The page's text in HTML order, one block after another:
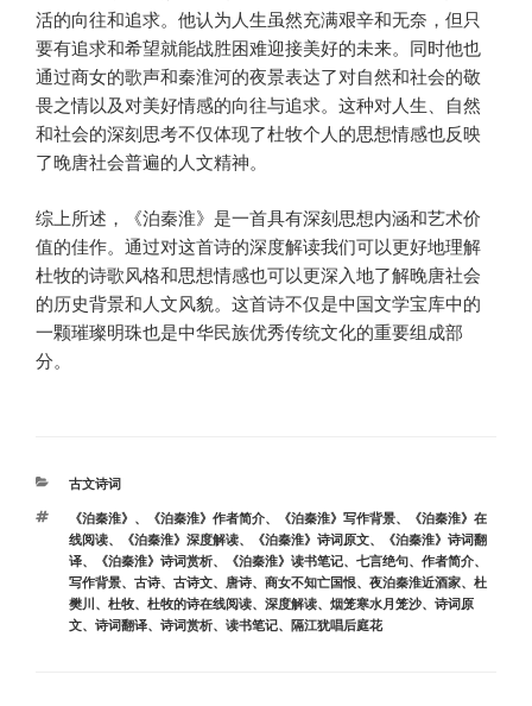
活的向往和追求。他认为人生虽然充满艰辛和无奈，但只
要有追求和希望就能战胜困难迎接美好的未来。同时他也
通过商女的歌声和秦淮河的夜景表达了对自然和社会的敬
畏之情以及对美好情感的向往与追求。这种对人生、自然
和社会的深刻思考不仅体现了杜牧个人的思想情感也反映
了晚唐社会普遍的人文精神。
综上所述，《泊秦淮》是一首具有深刻思想内涵和艺术价
值的佳作。通过对这首诗的深度解读我们可以更好地理解
杜牧的诗歌风格和思想情感也可以更深入地了解晚唐社会
的历史背景和人文风貌。这首诗不仅是中国文学宝库中的
一颗璀璨明珠也是中华民族优秀传统文化的重要组成部
分。
分
古文诗词
标
签
《泊秦淮》 、 《泊秦淮》作者简介、 《泊秦淮》写作背景、
《泊秦淮》在
线阅读、 《泊秦淮》深度解读、 《泊秦淮》诗词原文、
《泊秦淮》诗词翻
译、 《泊秦淮》诗词赏析、 《泊秦淮》读书笔记、 七言绝句、 作者简介、
写作背景、 古诗、 古诗文、 唐诗、 商女不知亡国恨、 夜泊秦淮近酒家、 杜
樊川、 杜牧、 杜牧的诗在线阅读、 深度解读、 烟笼寒水月笼沙、 诗词原
文、 诗词翻译、 诗词赏析、 读书笔记、 隔江犹唱后庭花